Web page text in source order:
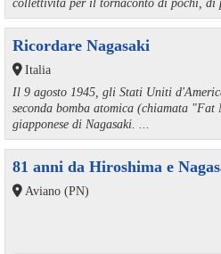
Ricordare Nagasaki
Italia
Il 9 agosto 1945, gli Stati Uniti
seconda bomba atomica (chiamata
giapponese di Nagasaki. ...
81 anni da Hiroshima e
Aviano (PN)